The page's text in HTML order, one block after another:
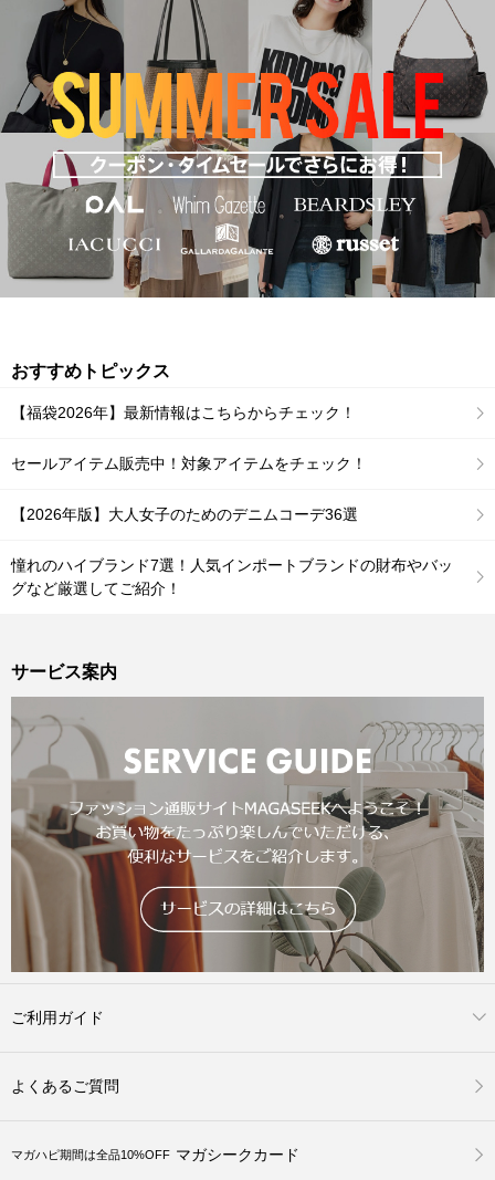
おすすめトピックス
【福袋2026年】最新情報はこちらからチェック！
セールアイテム販売中！対象アイテムをチェック！
【2026年版】大人女子のためのデニムコーデ36選
憧れのハイブランド7選！人気インポートブランドの財布やバッ
グなど厳選してご紹介！
サービス案内
ご利用ガイド
よくあるご質問
マガハピ期間は全品10%OFF マガシークカード